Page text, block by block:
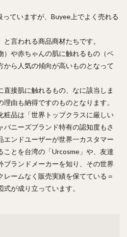
ていますが、Buyee上でよく売れる
言われる商品商材たちです。
）や赤ちゃんの肌に触れるもの（ベ
から人気の傾向が高いものとなって
直接肌に触れるもの、なに該当しま
由も納得ですのものとなります。
粧品は「世界トップクラスに厳しい
ニーズブランド特有の認知度もさ
エンドユーザーが世界一カスタマー
ことを台湾の「Urcosme」や、友達
ブランドメーカーを知り、その世界
ームなく販売実績を保てている＝
が成り立っています。